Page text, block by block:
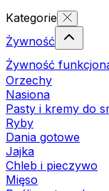
Kategorie
Żywność
Żywność
Orzechy
Nasiona
Pasty i kremy do
Ryby
Dania gotowe
Jajka
Chleb i pieczywo
Mięso